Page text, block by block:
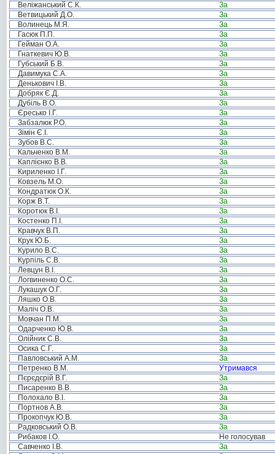
Веліжанський С.К.
За
Ветвицький Д.О.
За
Волинець М.Я.
За
Гасюк П.П.
За
Гейман О.А.
За
Гнаткевич Ю.В.
За
Губський Б.В.
За
Давимука С.А.
За
Денькович І.В.
За
Добряк Є.Д.
За
Дубіль В.О.
За
Єресько І.Г.
За
Забзалюк Р.О.
За
Зімін Є.І.
За
Зубов В.С.
За
Кальченко В.М.
За
Каплієнко В.В.
За
Кириленко І.Г.
За
Ковзель М.О.
За
Кондратюк О.К.
За
Корж В.Т.
За
Коротюк В.І.
За
Костенко П.І.
За
Кравчук В.П.
За
Крук Ю.Б.
За
Курило В.С.
За
Курпіль С.В.
За
Левцун В.І.
За
Логвиненко О.С.
За
Лукашук О.Г.
За
Ляшко О.В.
За
Маліч О.В.
За
Мовчан П.М.
За
Одарченко Ю.В.
За
Олійник С.В.
За
Осика С.Г.
За
Павловський А.М.
За
Петренко В.М.
Утримався
Пєрєдєрій В.Г.
За
Писаренко В.В.
За
Полохало В.І.
За
Портнов А.В.
За
Прокопчук Ю.В.
За
Радковський О.В.
За
Рибаков І.О.
Не голосував
Савченко І.В.
За